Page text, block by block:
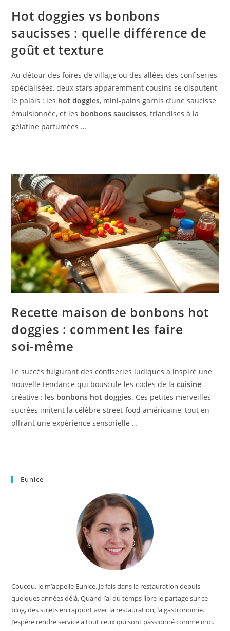
Hot doggies vs bonbons
saucisses : quelle différence de
goût et texture
Au détour des foires de village ou des allées des confiseries
spécialisées, deux stars apparemment cousins se disputent
le palais : les hot doggies, mini-pains garnis d’une saucisse
émulsionnée, et les bonbons saucisses, friandises à la
gélatine parfumées …
Recette maison de bonbons hot
doggies : comment les faire
soi‑même
Le succès fulgurant des confiseries ludiques a inspiré une
nouvelle tendance qui bouscule les codes de lacuisine
créative : les bonbons hot doggies. Ces petites merveilles
sucrées imitent la célèbre street-food américaine, tout en
offrant une expérience sensorielle …
Eunice
Coucou, je m’appelle Eunice. Je fais dans la restauration depuis
quelques années déjà. Quand j’ai du temps libre je partage sur ce
blog, des sujets en rapport avec la restauration, la gastronomie.
J’espère rendre service à tout ceux qui sont passionné comme moi.